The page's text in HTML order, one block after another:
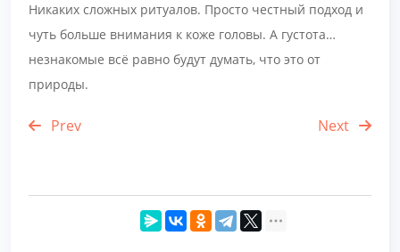
Никаких сложных ритуалов. Просто честный подход и
чуть больше внимания к коже головы. А густота…
незнакомые всё равно будут думать, что это от
природы.
Prev Next